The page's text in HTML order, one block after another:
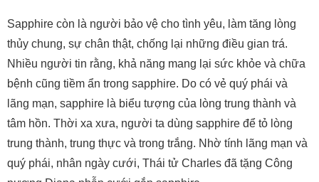
Sapphire còn là người bảo vệ cho tình yêu, làm tăng lòng
thủy chung, sự chân thật, chống lại những điều gian trá.
Nhiều người tin rằng, khả năng mang lại sức khỏe và chữa
bệnh cũng tiềm ẩn trong sapphire. Do có vẻ quý phái và
lãng mạn, sapphire là biểu tượng của lòng trung thành và
tâm hồn. Thời xa xưa, người ta dùng sapphire để tỏ lòng
trung thành, trung thực và trong trắng. Nhờ tính lãng mạn và
quý phái, nhân ngày cưới, Thái tử Charles đã tặng Công